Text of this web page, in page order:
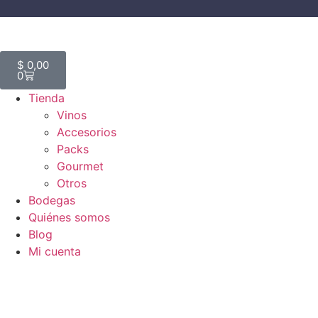
$ 0,00
0
Tienda
Vinos
Accesorios
Packs
Gourmet
Otros
Bodegas
Quiénes somos
Blog
Mi cuenta